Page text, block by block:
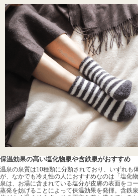
保温効果の高い塩化物泉や含鉄泉がおすすめ
温泉の泉質は10種類に分類されており、いずれも
が、なかでも冷え性の人におすすめなのは「塩化
泉は、お湯に含まれている塩分が皮膚の表面をコ
蒸発を妨げることによって保温効果を発揮。含鉄